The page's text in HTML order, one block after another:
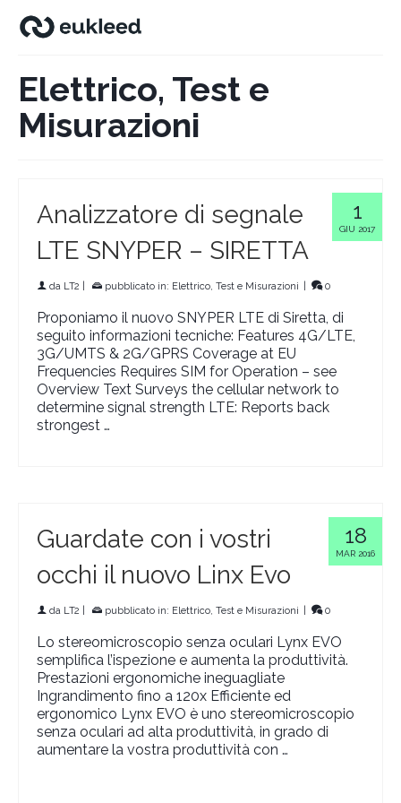
Elettrico, Test e
Misurazioni
1
GIU 2017
Analizzatore di segnale
LTE SNYPER – SIRETTA
da LT2 pubblicato in: Elettrico, Test e Misurazioni 0
Proponiamo il nuovo SNYPER LTE di Siretta, di
seguito informazioni tecniche: Features 4G/LTE,
3G/UMTS & 2G/GPRS Coverage at EU
Frequencies Requires SIM for Operation – see
Overview Text Surveys the cellular network to
determine signal strength LTE: Reports back
strongest …
18
MAR 2016
Guardate con i vostri
occhi il nuovo Linx Evo
da LT2 pubblicato in: Elettrico, Test e Misurazioni 0
Lo stereomicroscopio senza oculari Lynx EVO
semplifica l’ispezione e aumenta la produttività.
Prestazioni ergonomiche ineguagliate
Ingrandimento fino a 120x Efficiente ed
ergonomico Lynx EVO è uno stereomicroscopio
senza oculari ad alta produttività, in grado di
aumentare la vostra produttività con …